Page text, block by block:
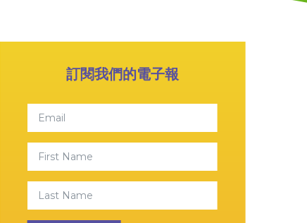
訂閱我們的電子報
First Name
Last Name